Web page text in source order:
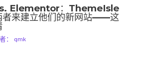
Elementor：ThemeIsle
者来建立他们的新网站——这
： qmk